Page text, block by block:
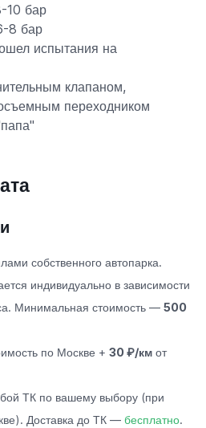
10 бар
8 бар
испытания на
клапаном,
переходником
собственного автопарка.
индивидуально в зависимости
Минимальная стоимость — 500
по Москве + 30 ₽/км от
ТК по вашему выбору (при
Доставка до ТК — бесплатно.